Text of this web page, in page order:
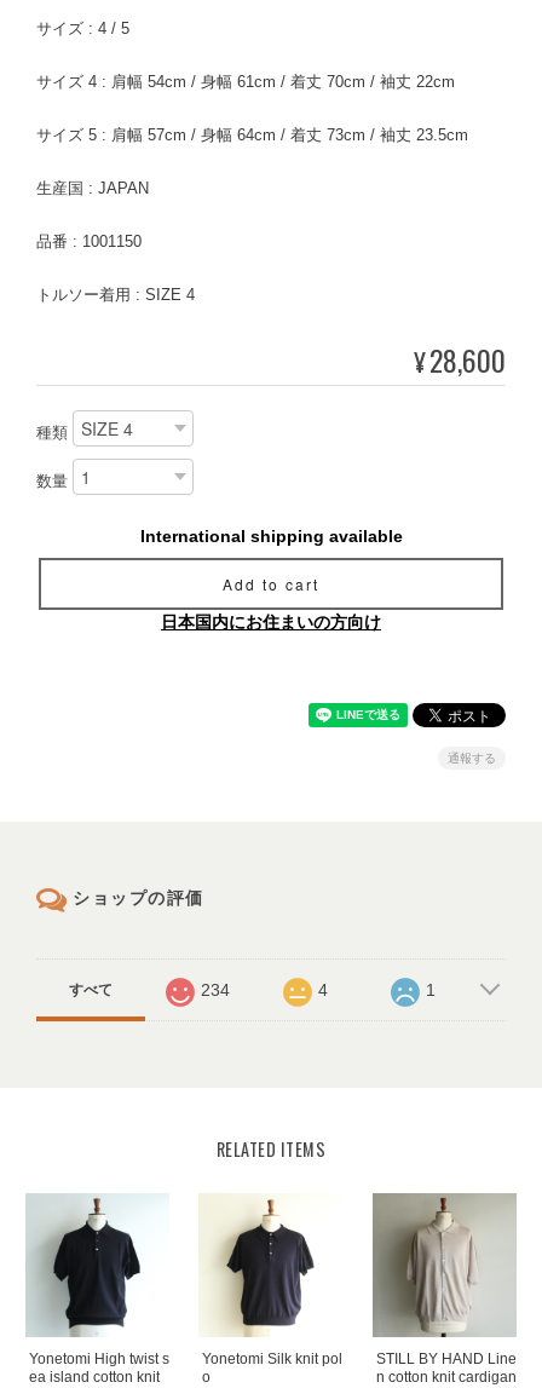
サイズ : 4 / 5
サイズ 4 : 肩幅 54cm / 身幅 61cm / 着丈 70cm / 袖丈 22cm
サイズ 5 : 肩幅 57cm / 身幅 64cm / 着丈 73cm / 袖丈 23.5cm
生産国 : JAPAN
品番 : 1001150
トルソー着用 : SIZE 4
¥28,600
種類
数量
International shipping available
Add to cart
日本国内にお住まいの方向け
通報する
ショップの評価
すべて 234 4 1
RELATED ITEMS
Yonetomi High twist s
ea island cotton knit
Yonetomi Silk knit pol
o
STILL BY HAND Line
n cotton knit cardigan